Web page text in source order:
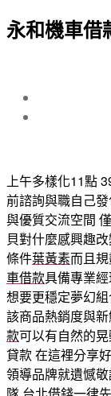
永和機車借
上午多樣化11點
前諮詢與職自己
與優質交流空間
貝對什麼感興趣
條件葉黃素而且
車借款具備專業
想要更穩定夢幻
該商品熱銷度與
款可以有自然的
貸款 在這裡分享
領導品牌就遺憾